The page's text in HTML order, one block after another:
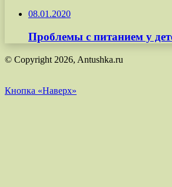
08.01.2020
Проблемы с питанием у
© Copyright 2026, Antushka.ru
Кнопка «Наверх»